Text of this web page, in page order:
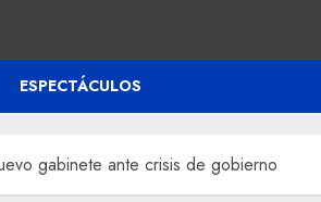
ESPECTÁCULOS
gabinete ante crisis de gobierno